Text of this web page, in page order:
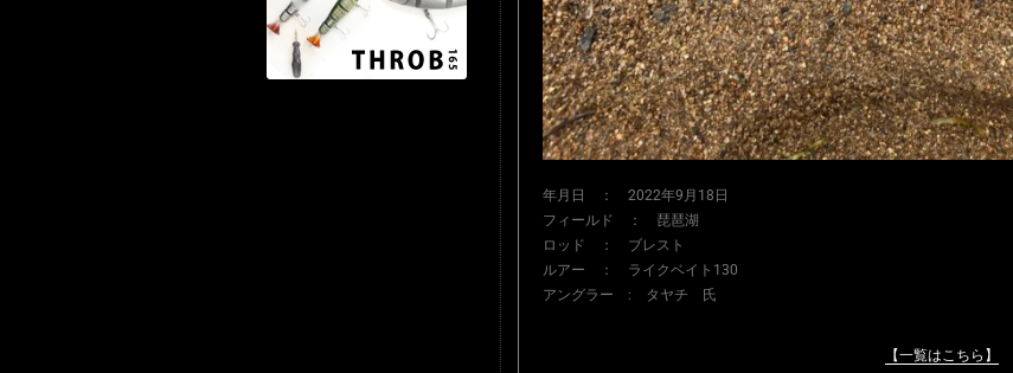
年月日 ： 2022年9月18日
フィールド ： 琵琶湖
ロッド ： ブレスト
ルアー ： ライクベイト130
アングラー : タヤチ 氏
【一覧はこちら】